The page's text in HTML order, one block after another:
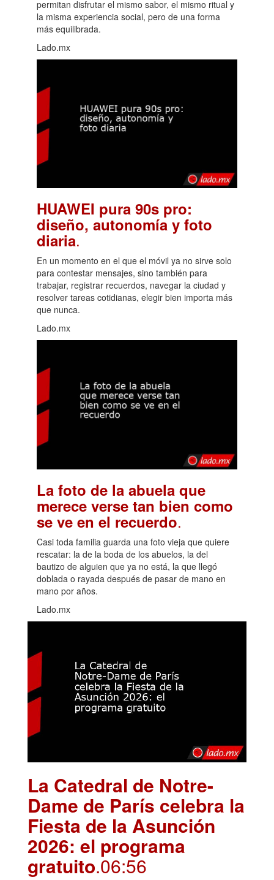
permitan disfrutar el mismo sabor, el mismo ritual y
la misma experiencia social, pero de una forma
más equilibrada.
Lado.mx
HUAWEI pura 90s pro:
diseño, autonomía y foto
diaria.
En un momento en el que el móvil ya no sirve solo
para contestar mensajes, sino también para
trabajar, registrar recuerdos, navegar la ciudad y
resolver tareas cotidianas, elegir bien importa más
que nunca.
Lado.mx
La foto de la abuela que
merece verse tan bien como
se ve en el recuerdo.
Casi toda familia guarda una foto vieja que quiere
rescatar: la de la boda de los abuelos, la del
bautizo de alguien que ya no está, la que llegó
doblada o rayada después de pasar de mano en
mano por años.
Lado.mx
La Catedral de Notre-
Dame de París celebra la
Fiesta de la Asunción
2026: el programa
gratuito.06:56